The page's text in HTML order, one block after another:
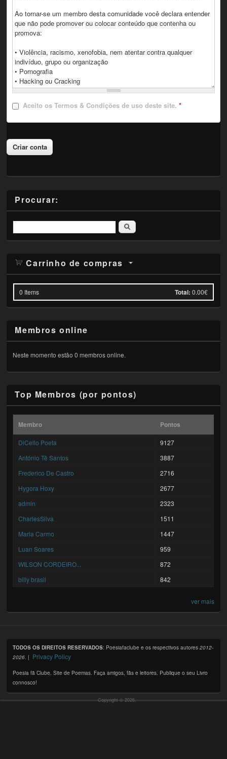
Aceito os Termos & Condições de uso deste site.*
Procurar:
Pesquisar
Carrinho de compras
0 Items Total: 0.00€
Membros online
Neste momento estão 0 membros online.
Top Membros (por pontos)
Membro Pontos
DiCello Poeta
9127
António Tê Santos
3887
Frederico De Castro
2716
Hygora Hoxy
2677
admin
2323
CharlesSilva
1511
Maria Carmo
1447
Luan Soares
959
WILSON CORDEIRO...
872
billy brasil
842
ver mais
TODOS OS DIREITOS RESERVADOS: Poesiafaclube e os respectivos autores2012-
2026. | Privacy Policy
Poesia fã Clube. Site de Poemas. Faça amigos, fãs e leitores. Publique o seu Livro
connosco!
Copyright © 2026,